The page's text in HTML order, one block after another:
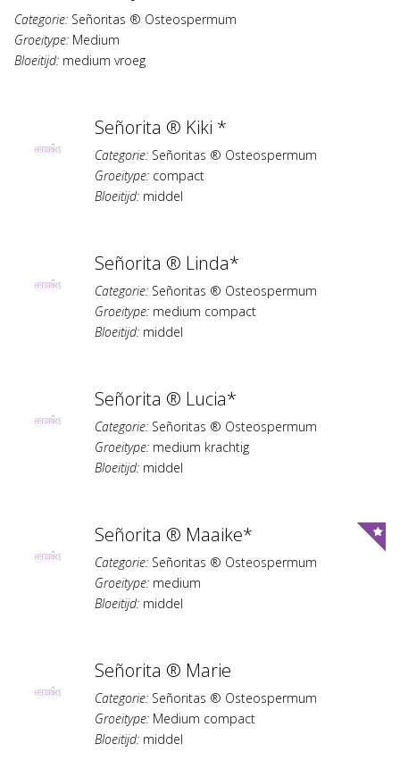
Categorie: Señoritas ® Osteospermum
Groeitype: Medium
Bloeitijd: medium vroeg
Señorita ® Kiki *
Categorie: Señoritas ® Osteospermum
Groeitype: compact
Bloeitijd: middel
Señorita ® Linda*
Categorie: Señoritas ® Osteospermum
Groeitype: medium compact
Bloeitijd: middel
Señorita ® Lucia*
Categorie: Señoritas ® Osteospermum
Groeitype: medium krachtig
Bloeitijd: middel
Señorita ® Maaike*
Categorie: Señoritas ® Osteospermum
Groeitype: medium
Bloeitijd: middel
Señorita ® Marie
Categorie: Señoritas ® Osteospermum
Groeitype: Medium compact
Bloeitijd: middel